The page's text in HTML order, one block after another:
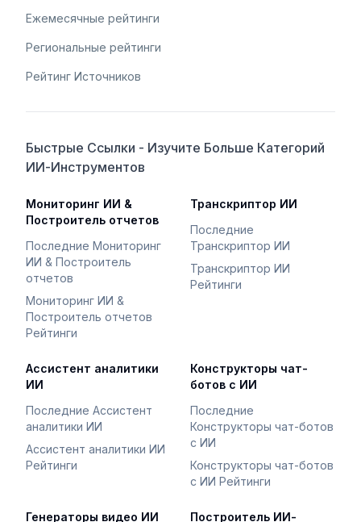
Ежемесячные рейтинги
Региональные рейтинги
Рейтинг Источников
Быстрые Ссылки - Изучите Больше Категорий
ИИ-Инструментов
Мониторинг ИИ &
Построитель отчетов
Последние Мониторинг
ИИ & Построитель
отчетов
Мониторинг ИИ &
Построитель отчетов
Рейтинги
Транскриптор ИИ
Последние
Транскриптор ИИ
Транскриптор ИИ
Рейтинги
Ассистент аналитики
ИИ
Последние Ассистент
аналитики ИИ
Ассистент аналитики ИИ
Рейтинги
Конструкторы чат-
ботов с ИИ
Последние
Конструкторы чат-ботов
с ИИ
Конструкторы чат-ботов
с ИИ Рейтинги
Генераторы видео ИИ
Построитель ИИ-